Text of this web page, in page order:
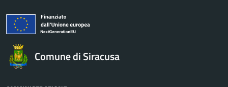
Comune di Siracusa